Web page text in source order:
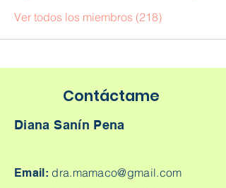
Ver todos los miembros (218)
Contáctame
Diana Sanín Pena
Email: dra.mamaco@gmail.com